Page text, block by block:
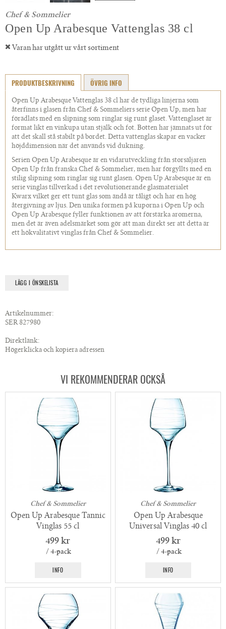
Chef & Sommelier
Open Up Arabesque Vattenglas 38 cl
Varan har utgått ur vårt sortiment
PRODUKTBESKRIVNING ÖVRIG INFO
Open Up Arabesque Vattenglas 38 cl har de tydliga linjerna som
återfinns i glasen från Chef & Sommeliers serie Open Up, men har
förädlats med en slipning som ringlar sig runt glaset. Vattenglaset är
format likt en vinkupa utan stjälk och fot. Botten har jämnats ut för
att det skall stå stabilt på bordet. Detta vattenglas skapar en vacker
höjddimension när det används vid dukning.
Serien Open Up Arabesque är en vidarutveckling från storsäljaren
Open Up från franska Chef & Sommelier, men har förgyllts med en
stilig slipning som ringlar sig runt glasen. Open Up Arabesque är en
serie vinglas tillverkad i det revolutionerande glasmaterialet
Kwarx vilket ger ett tunt glas som ändå är tåligt och har en hög
återgivning av ljus. Den unika formen på kuporna i Open Up och
Open Up Arabesque fyller funktionen av att förstärka aromerna,
men det är även adelsmärket som gör att man direkt ser att detta är
ett hökvalitativt vinglas från Chef & Sommelier.
LÄGG I ÖNSKELISTA
Artikelnummer:
SER 827980
Direktlänk:
Högerklicka och kopiera adressen
VI REKOMMENDERAR OCKSÅ
Chef & Sommelier
Open Up Arabesque Tannic
Vinglas 55 cl
499 kr
/ 4-pack
INFO
Chef & Sommelier
Open Up Arabesque
Universal Vinglas 40 cl
499 kr
/ 4-pack
INFO